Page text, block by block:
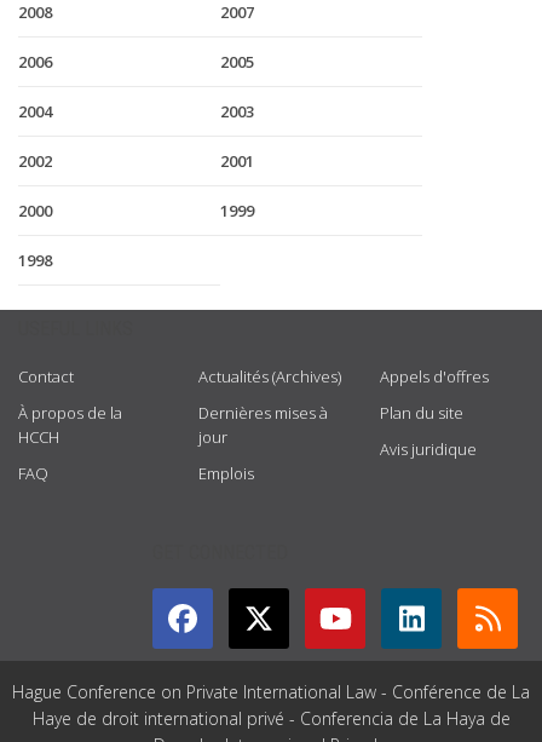
2008 2007
2006 2005
2004 2003
2002 2001
2000 1999
1998
Contact
À propos de la
HCCH
FAQ
Actualités (Archives)
Dernières mises à
jour
Emplois
Appels d'offres
Plan du site
Avis juridique
Hague Conference on Private International Law - Conférence de La
Haye de droit international privé - Conferencia de La Haya de